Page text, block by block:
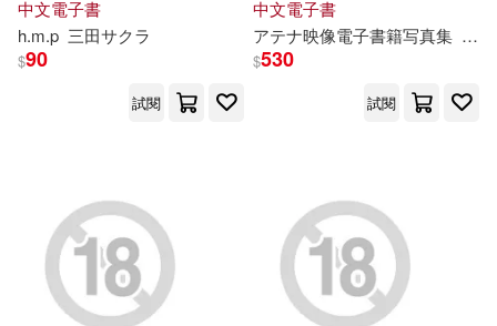
解禁お宝写真集(35)
外研社兒童發展中心編(34)
Milkyway(136)
浙江少年兒童出版社(134)
中國農業科學技術出版社(131)
SONY MUSIC(128)
子書)
中文電子書
h.m.p 三田サクラ
$90
試閱
中文電子書
アテナ映像電子書籍写真集 城
$530
試閱